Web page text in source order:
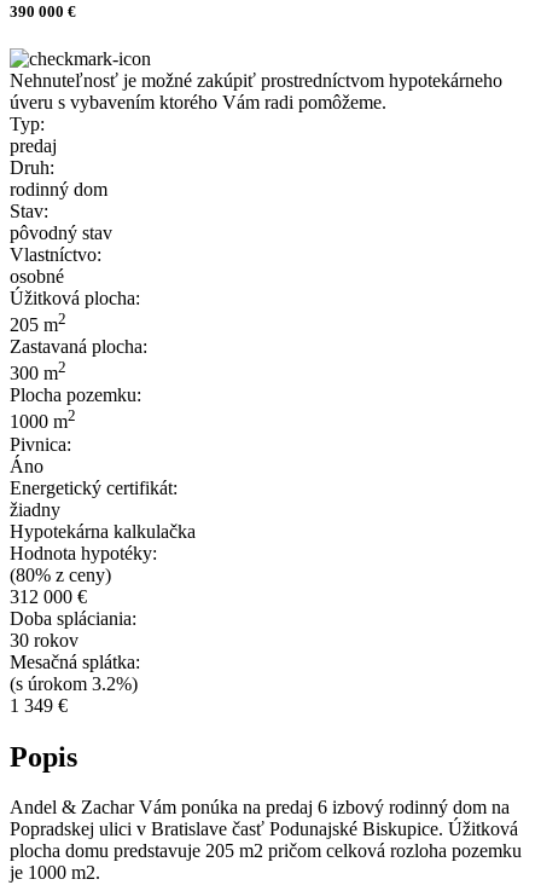
390 000 €
Nehnuteľnosť je možné zakúpiť prostredníctvom hypotekárneho
úveru s vybavením ktorého Vám radi pomôžeme.
Typ:
predaj
Druh:
rodinný dom
Stav:
pôvodný stav
Vlastníctvo:
osobné
Úžitková plocha:
205 m2
Zastavaná plocha:
300 m2
Plocha pozemku:
1000 m2
Pivnica:
Áno
Energetický certifikát:
žiadny
Hypotekárna kalkulačka
Hodnota hypotéky:
(80% z ceny)
312 000 €
Doba spláciania:
30 rokov
Mesačná splátka:
(s úrokom 3.2%)
1 349 €
Popis
Andel & Zachar Vám ponúka na predaj 6 izbový rodinný dom na
Popradskej ulici v Bratislave časť Podunajské Biskupice. Úžitková
plocha domu predstavuje 205 m2 pričom celková rozloha pozemku
je 1000 m2.